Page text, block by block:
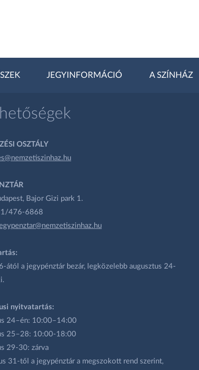
JEGYINFORMÁCIÓ A SZÍNHÁZ
OSZTÁLY
Bajor Gizi park 1.
1/476-6868
ától a jegypénztár bezár, legközelebb augusztus 24-
nyitvatartás:
24–én: 10:00–14:00
25–28: 10:00-18:00
29-30: zárva
31-től a jegypénztár a megszokott rend szerint,